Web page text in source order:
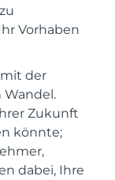
Vorhaben
der
Zukunft
könnte;
dabei, Ihre